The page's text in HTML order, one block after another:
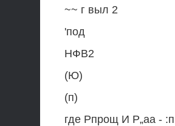
~~ г выл 2
'под
НФВ2
(Ю)
(п)
где Рпрощ И Р„аа -